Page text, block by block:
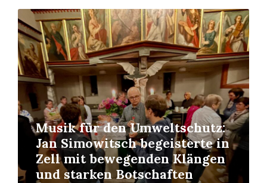
Musik für den Umweltschutz:
Jan Simowitsch begeisterte in
Zell mit bewegenden Klängen
und starken Botschaften
Read
More